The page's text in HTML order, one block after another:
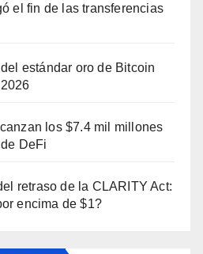
el fin de las transferencias
estándar oro de Bitcoin
los $7.4 mil millones
DeFi
retraso de la CLARITY Act:
encima de $1?